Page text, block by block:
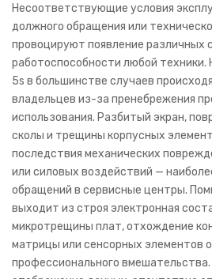
Курьерская служба
Гарантия на работы
Про диагностику
Сервисные документы
Этапы ремонта
О хранении техники
Вакансии
УСЛОВИЯ
ОТЗЫВЫ
Несоответствующие условия
должного обращения или
провоцируют появление различных
работоспособности любой техники.
5s в большинстве случаев
владельцев из-за пренебрежения
использования. Разбитый экран,
сколы и трещины корпусных
последствия механических
или силовых воздействий —
обращений в сервисные центры.
выходит из строя электронная
микротрещины плат, отхождение
матрицы или сенсорных элементов
профессионального